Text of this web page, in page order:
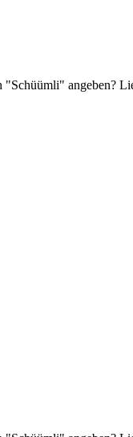
"Schüümli" angeben?